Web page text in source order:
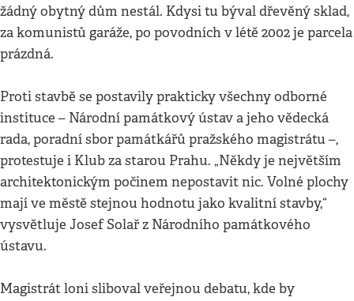
žádný obytný dům nestál. Kdysi tu býval dřevěný sklad,
za komunistů garáže, po povodních v létě 2002 je parcela
prázdná.
Proti stavbě se postavily prakticky všechny odborné
instituce – Národní památkový ústav a jeho vědecká
rada, poradní sbor památkářů pražského magistrátu –,
protestuje i Klub za starou Prahu. „Někdy je největším
architektonickým počinem nepostavit nic. Volné plochy
mají ve městě stejnou hodnotu jako kvalitní stavby,“
vysvětluje Josef Solař z Národního památkového
ústavu.
Magistrát loni sliboval veřejnou debatu, kde by